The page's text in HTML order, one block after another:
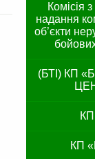
Комісія
надання
об’єкти
(БТІ) КП
КП